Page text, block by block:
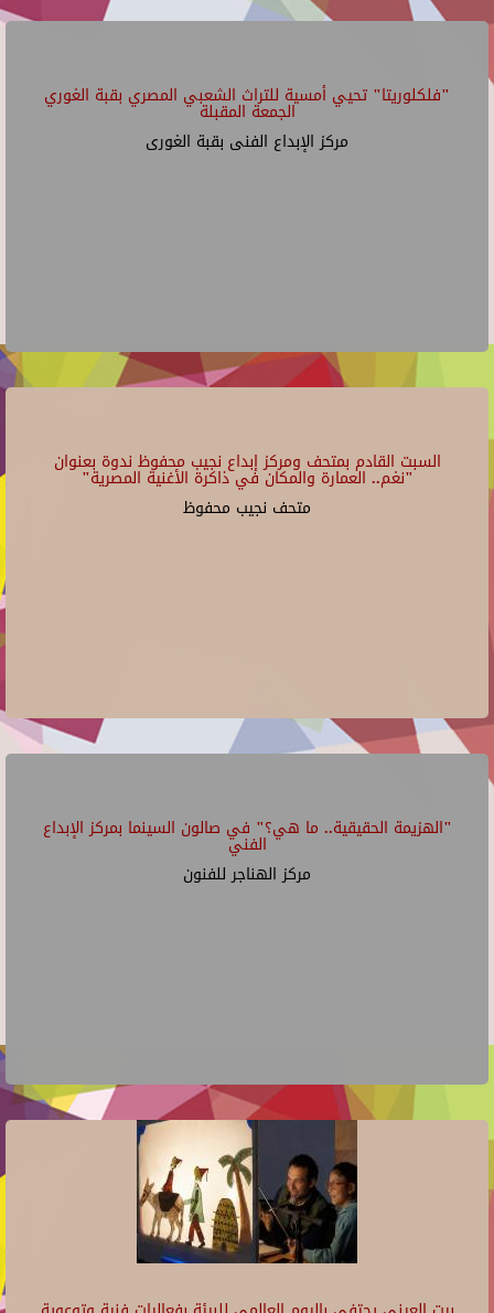
"فلكلوريتا" تحيي أمسية للتراث الشعبي المصري بقبة الغوري
الجمعة المقبلة
مركز الإبداع الفنى بقبة الغورى
السبت القادم بمتحف ومركز إبداع نجيب محفوظ ندوة بعنوان
"نغم.. العمارة والمكان في ذاكرة الأغنية المصرية"
متحف نجيب محفوظ
"الهزيمة الحقيقية.. ما هي؟" في صالون السينما بمركز الإبداع
الفني
مركز الهناجر للفنون